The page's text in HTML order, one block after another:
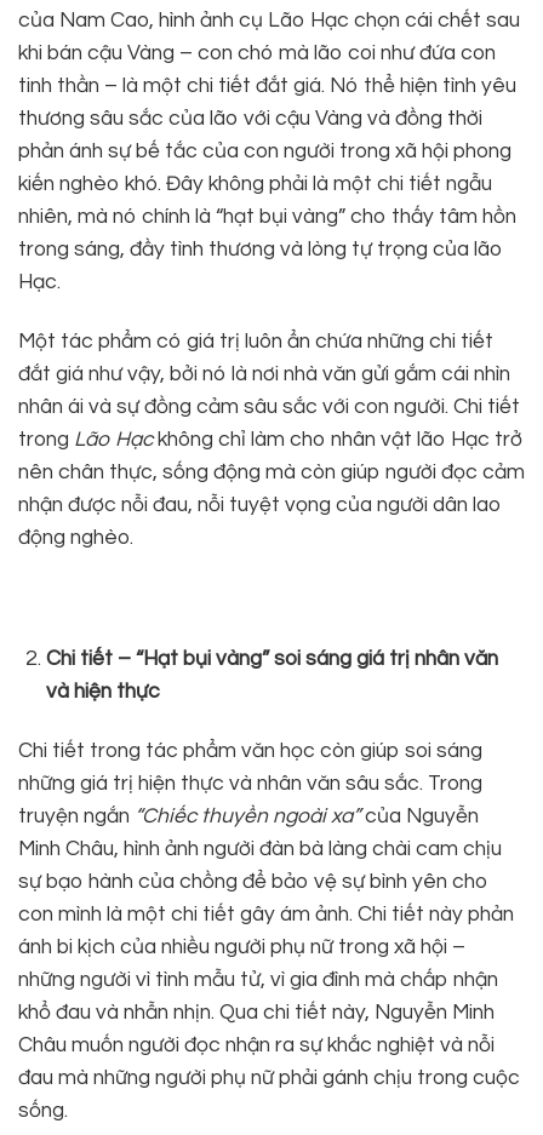
của Nam Cao, hình ảnh cụ Lão Hạc chọn cái chết sau
khi bán cậu Vàng – con chó mà lão coi như đứa con
tinh thần – là một chi tiết đắt giá. Nó thể hiện tình yêu
thương sâu sắc của lão với cậu Vàng và đồng thời
phản ánh sự bế tắc của con người trong xã hội phong
kiến nghèo khó. Đây không phải là một chi tiết ngẫu
nhiên, mà nó chính là “hạt bụi vàng” cho thấy tâm hồn
trong sáng, đầy tình thương và lòng tự trọng của lão
Hạc.
Một tác phẩm có giá trị luôn ẩn chứa những chi tiết
đắt giá như vậy, bởi nó là nơi nhà văn gửi gắm cái nhìn
nhân ái và sự đồng cảm sâu sắc với con người. Chi tiết
trong Lão Hạckhông chỉ làm cho nhân vật lão Hạc trở
nên chân thực, sống động mà còn giúp người đọc cảm
nhận được nỗi đau, nỗi tuyệt vọng của người dân lao
động nghèo.
Chi tiết – “Hạt bụi vàng” soi sáng giá trị nhân văn
và hiện thực
Chi tiết trong tác phẩm văn học còn giúp soi sáng
những giá trị hiện thực và nhân văn sâu sắc. Trong
truyện ngắn “Chiếc thuyền ngoài xa”của Nguyễn
Minh Châu, hình ảnh người đàn bà làng chài cam chịu
sự bạo hành của chồng để bảo vệ sự bình yên cho
con mình là một chi tiết gây ám ảnh. Chi tiết này phản
ánh bi kịch của nhiều người phụ nữ trong xã hội –
những người vì tình mẫu tử, vì gia đình mà chấp nhận
khổ đau và nhẫn nhịn. Qua chi tiết này, Nguyễn Minh
Châu muốn người đọc nhận ra sự khắc nghiệt và nỗi
đau mà những người phụ nữ phải gánh chịu trong cuộc
sống.